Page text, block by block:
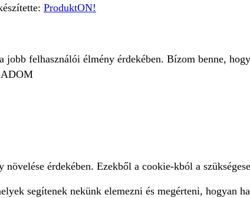
ProduktON!
felhasználói élmény érdekében. Bízom benne,
érdekében. Ezekből a cookie-kból a
segítenek nekünk elemezni és megérteni, hogyan